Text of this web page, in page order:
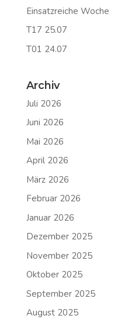
Einsatzreiche Woche
T17 25.07
T01 24.07
Archiv
Juli 2026
Juni 2026
Mai 2026
April 2026
März 2026
Februar 2026
Januar 2026
Dezember 2025
November 2025
Oktober 2025
September 2025
August 2025